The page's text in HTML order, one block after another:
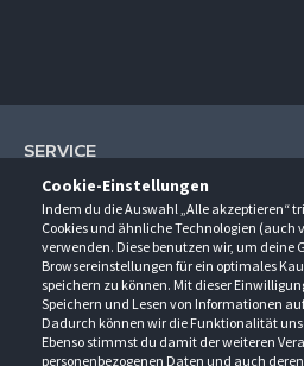
Cookie-Einstellungen
Indem du die Auswahl „Alle akzeptieren“
Cookies und ähnliche Technologien (auch
verwenden. Diese benutzen wir, um deine
Browsereinstellungen für ein optimales
speichern zu können. Mit dieser
Speichern und Lesen von Informationen
Dadurch können wir die Funktionalität
Ebenso stimmst du damit der weiteren
personenbezogenen Daten und auch
SERVICE
Hilfe und Information
Fragen und Antworten (FAQ)
Kontakt
Newsletter
Events
UNTERNEHMEN
Über uns
Anfahrt
Ansprechpartner
KONTAKT
Gröner-Schulze GmbH
Sarirstraße 5
12529 Schönefeld
ÖFFNUNGSZEITEN